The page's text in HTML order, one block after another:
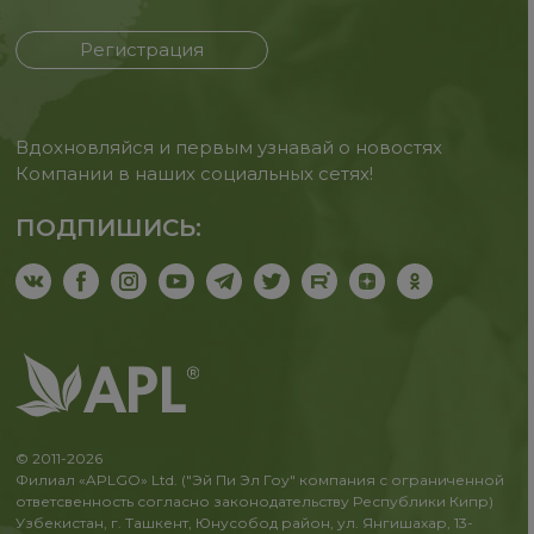
Регистрация
Вдохновляйся и первым узнавай о новостях
Компании в наших социальных сетях!
ПОДПИШИСЬ:
© 2011-2026
Филиал «APLGO» Ltd. ("Эй Пи Эл Гоу" компания с ограниченной
ответсвенность согласно законодательству Республики Кипр)
Узбекистан, г. Ташкент, Юнусобод район, ул. Янгишахар, 13-